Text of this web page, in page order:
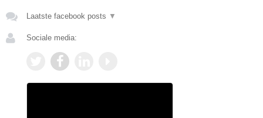
Laatste facebook posts ▼
Sociale media: